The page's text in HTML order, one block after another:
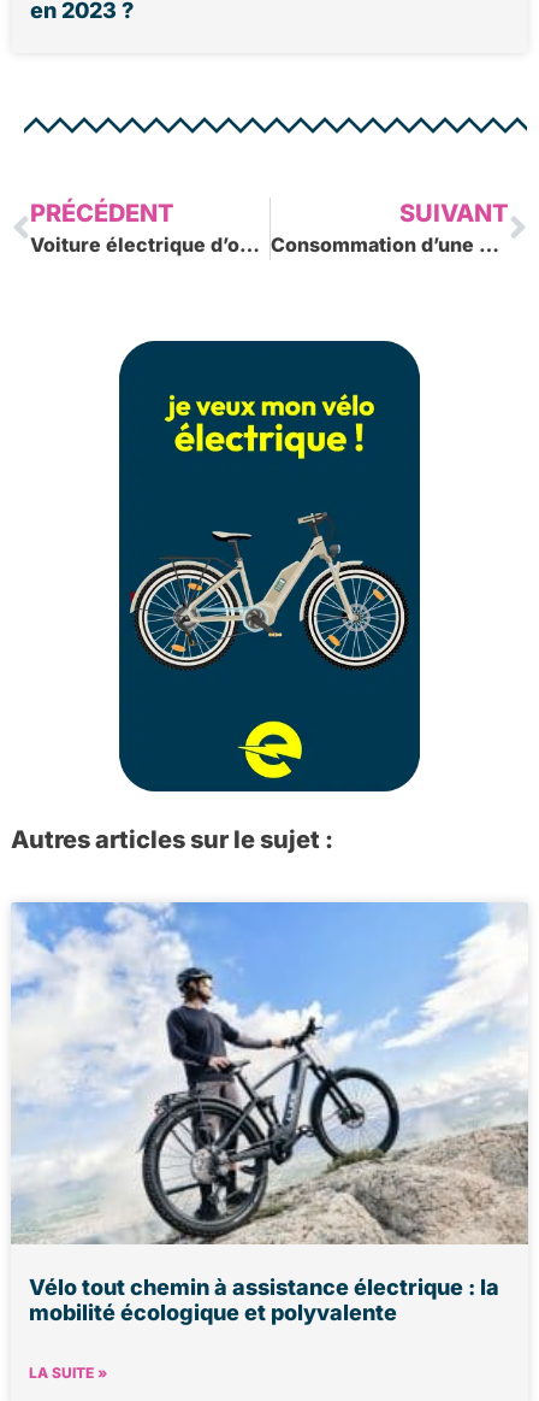
en 2023 ?
Précédent
PRÉCÉDENT
Voiture électrique d’occasion : comment en trouver ?
SUIVANT
Consommation d’une voiture électrique : à quoi s’attendre ?
Autres articles sur le sujet :
Vélo tout chemin à assistance électrique : la
mobilité écologique et polyvalente
LA SUITE »